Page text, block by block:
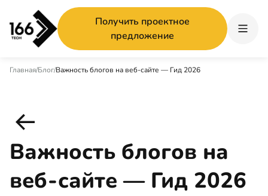
Получить проектное
предложение
Главная/Блог/Важность блогов на веб-сайте — Гид 2026
Важность блогов на
веб-сайте — Гид 2026